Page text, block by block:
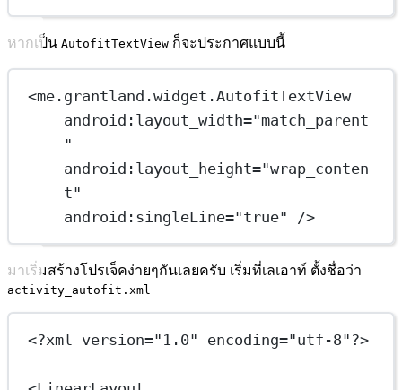
หากเป็น AutofitTextView ก็จะประกาศแบบนี้
<me.grantland.widget.AutofitTextView
android:layout_width="match_parent
"
android:layout_height="wrap_conten
t"
android:singleLine="true" />
มาเริ่มสร้างโปรเจ็คง่ายๆกันเลยครับ เริ่มที่เลเอาท์ ตั้งชื่อว่า
activity_autofit.xml
<?xml version="1.0" encoding="utf-8" ?>